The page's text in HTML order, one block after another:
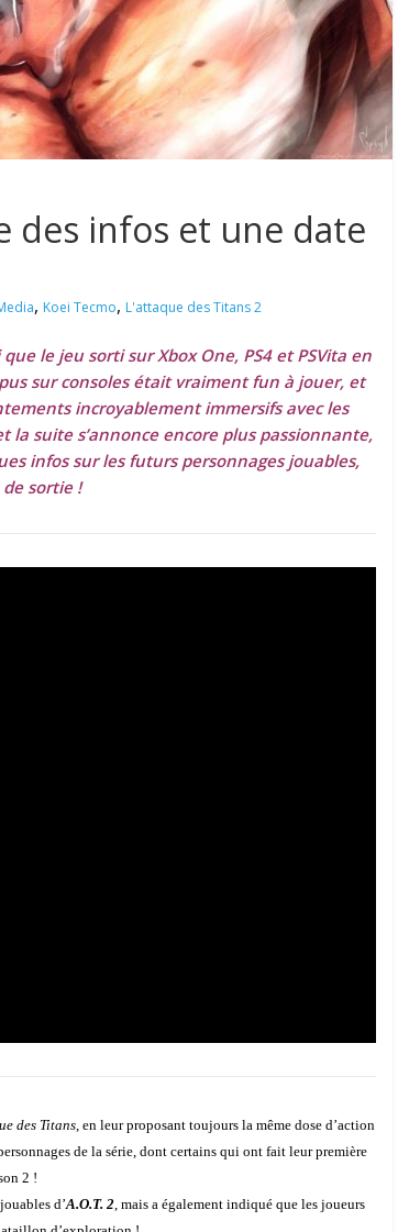
des infos et une date
, Koei Tecmo, L'attaque des Titans 2
le jeu sorti sur Xbox One, PS4 et PSVita en
sur consoles était vraiment fun à jouer, et
incroyablement immersifs avec les
la suite s’annonce encore plus passionnante,
infos sur les futurs personnages jouables,
sortie !
des Titans, en leur proposant toujours la même dose d’action
de la série, dont certains qui ont fait leur première
2 !
d’A.O.T. 2 , mais a également indiqué que les joueurs